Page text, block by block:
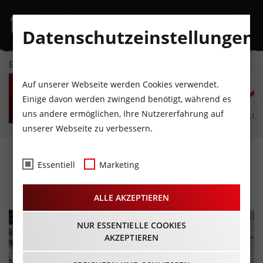
EVENTKALENDER
DO
6
AUGUST
FR
7
AUGUST
SA
8
AUGUST
SO
9
AUGUST
MO
10
AUGUST
Frühlingsparty
22.03.2025 - Beginn 12:00 Uhr
Datenschutzeinstellungen
Auf unserer Webseite werden Cookies verwendet.
Einige davon werden zwingend benötigt, während es
uns andere ermöglichen, Ihre Nutzererfahrung auf
unserer Webseite zu verbessern.
Essentiell Marketing
ALLE AKZEPTIEREN
NUR ESSENTIELLE COOKIES
AKZEPTIEREN